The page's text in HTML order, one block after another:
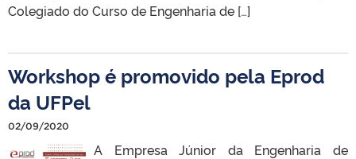
Colegiado do Curso de Engenharia de […]
Workshop é promovido pela Eprod
da UFPel
02/09/2020
A Empresa Júnior da Engenharia de